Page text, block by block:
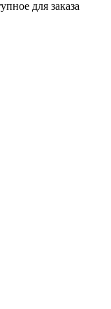
для заказа